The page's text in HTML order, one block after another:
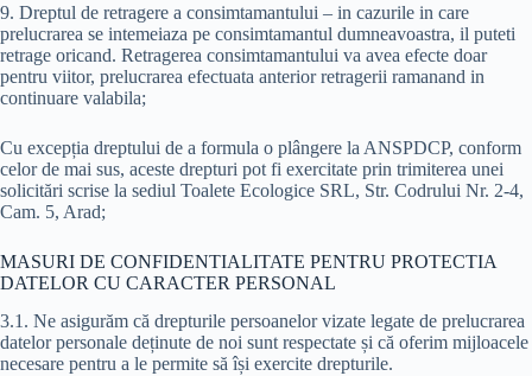
9. Dreptul de retragere a consimtamantului – in cazurile in care
prelucrarea se intemeiaza pe consimtamantul dumneavoastra, il puteti
retrage oricand. Retragerea consimtamantului va avea efecte doar
pentru viitor, prelucrarea efectuata anterior retragerii ramanand in
continuare valabila;
Cu excepția dreptului de a formula o plângere la ANSPDCP, conform
celor de mai sus, aceste drepturi pot fi exercitate prin trimiterea unei
solicitări scrise la sediul Toalete Ecologice SRL, Str. Codrului Nr. 2-4,
Cam. 5, Arad;
MASURI DE CONFIDENTIALITATE PENTRU PROTECTIA
DATELOR CU CARACTER PERSONAL
3.1. Ne asigurăm că drepturile persoanelor vizate legate de prelucrarea
datelor personale deținute de noi sunt respectate și că oferim mijloacele
necesare pentru a le permite să își exercite drepturile.